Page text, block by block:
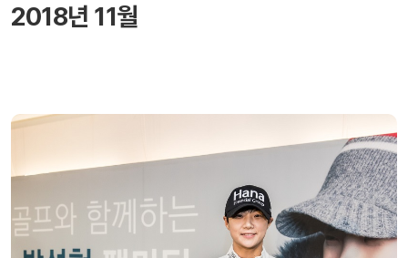
2018년 11월